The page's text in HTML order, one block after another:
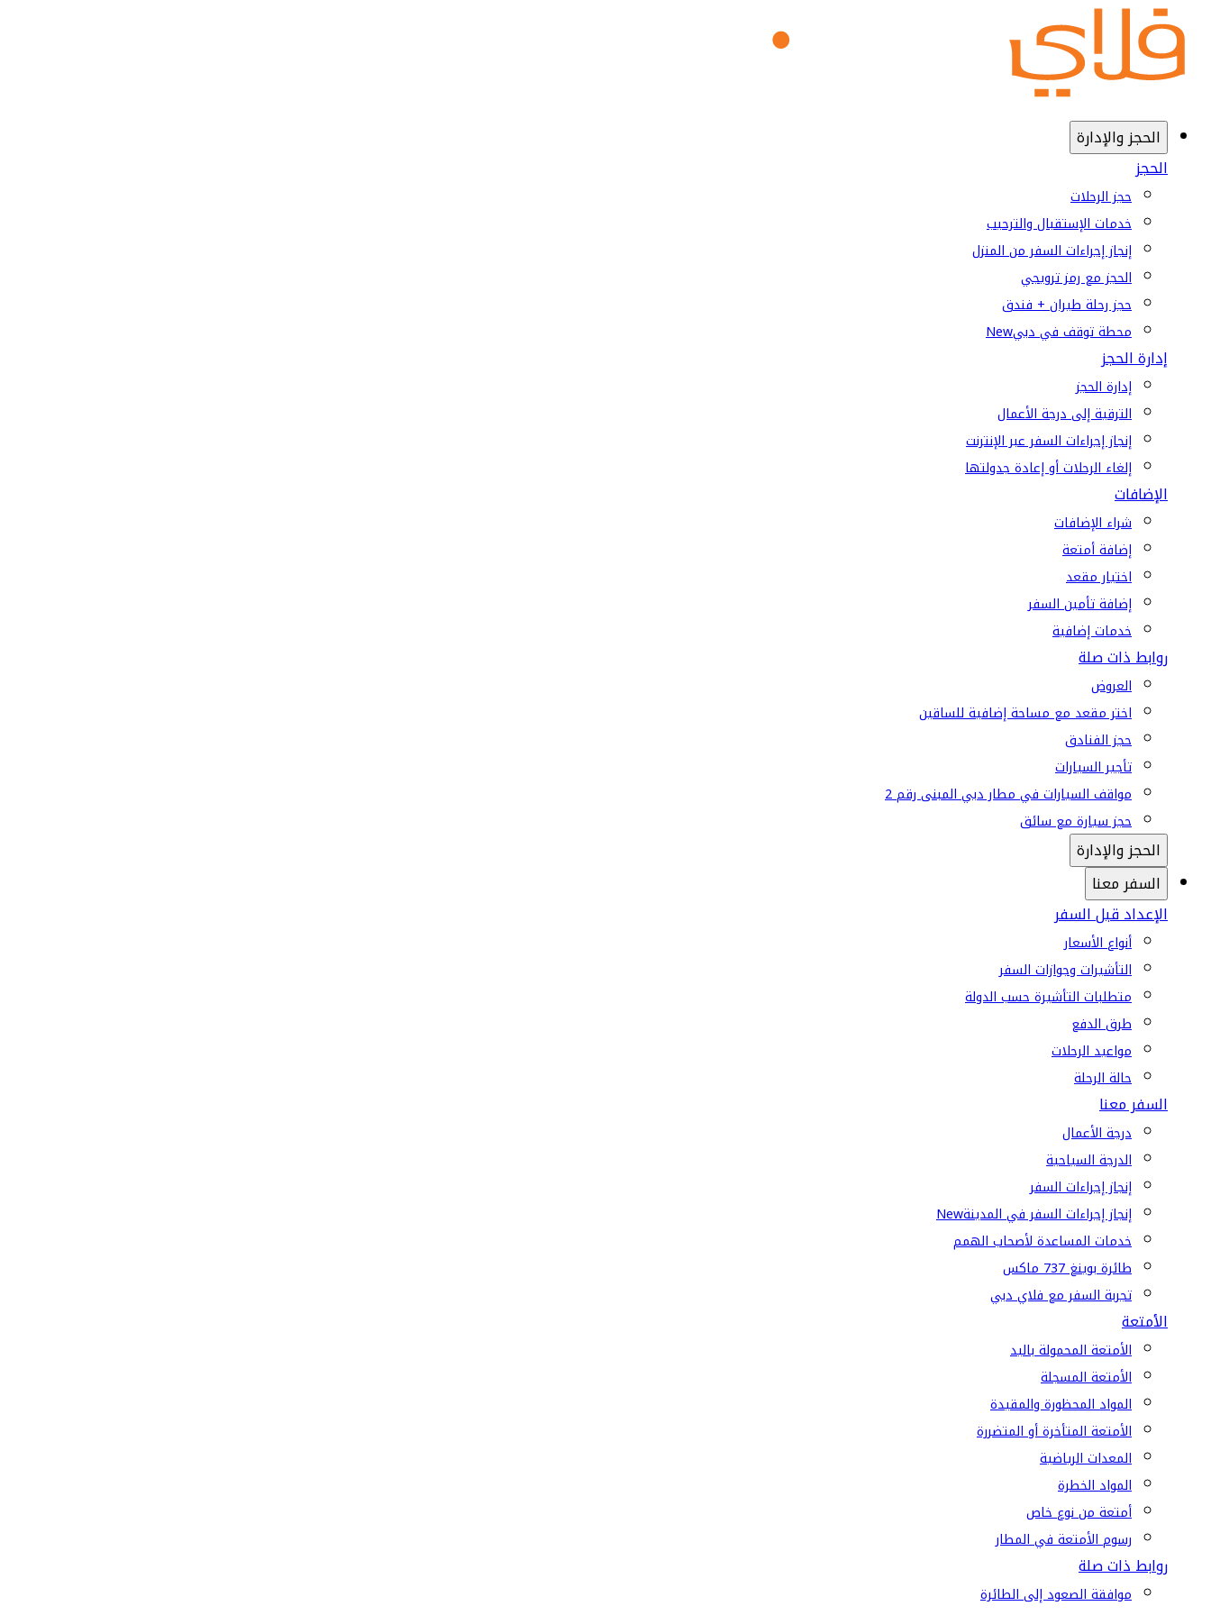
الحجز والإدارة
الحجز
حجز الرحلات
خدمات الإستقبال والترحيب
إنجاز إجراءات السفر من المنزل
الحجز مع رمز ترويجي
حجز رحلة طيران + فندق
محطة توقف في دبيNew
إدارة الحجز
إدارة الحجز
الترقية إلى درجة الأعمال
إنجاز إجراءات السفر عبر الإنترنت
إلغاء الرحلات أو إعادة جدولتها
الإضافات
شراء الإضافات
إضافة أمتعة
اختيار مقعد
إضافة تأمين السفر
خدمات إضافية
روابط ذات صلة
العروض
اختر مقعد مع مساحة إضافية للساقين
حجز الفنادق
تأجير السيارات
مواقف السيارات في مطار دبي المبنى رقم 2
حجز سيارة مع سائق
الحجز والإدارة
السفر معنا
الإعداد قبل السفر
أنواع الأسعار
التأشيرات وجوازات السفر
متطلبات التأشيرة حسب الدولة
طرق الدفع
مواعيد الرحلات
حالة الرحلة
السفر معنا
درجة الأعمال
الدرجة السياحية
إنجاز إجراءات السفر
إنجاز إجراءات السفر في المدينةNew
خدمات المساعدة لأصحاب الهمم
طائرة بوينغ 737 ماكس
تجربة السفر مع فلاي دبي
الأمتعة
الأمتعة المحمولة باليد
الأمتعة المسجلة
المواد المحظورة والمقيدة
الأمتعة المتأخرة أو المتضررة
المعدات الرياضية
المواد الخطرة
أمتعة من نوع خاص
رسوم الأمتعة في المطار
روابط ذات صلة
موافقة الصعود إلى الطائرة